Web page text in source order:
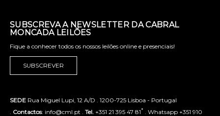
SUBSCREVA A NEWSLETTER DA CABRAL
MONCADA LEILÕES
Fique a conhecer todos os nossos leilões online e presenciais!
SUBSCREVER
SEDE Rua Miguel Lupi, 12 A/D . 1200-725 Lisboa - Portugal
Contactos: info@cml.pt . Tel. +351 21 395 47 81* . Whatsapp +351 910